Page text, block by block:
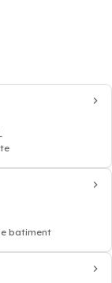
batiment